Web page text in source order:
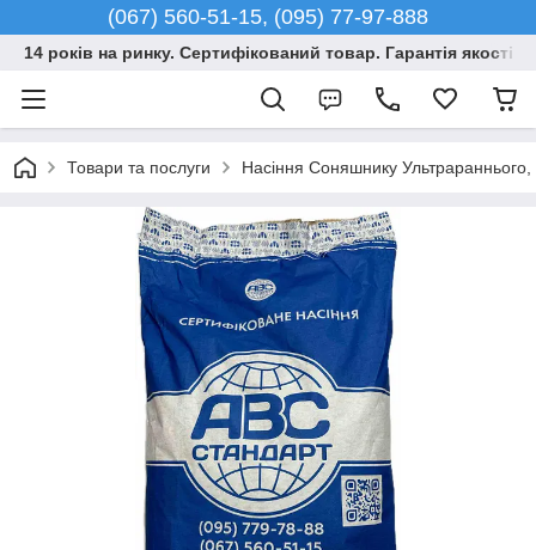
(067) 560-51-15, (095) 77-97-888
14 років на ринку. Сертифікований товар. Гарантія якості
Товари та послуги Насіння Соняшнику Ультрараннього,